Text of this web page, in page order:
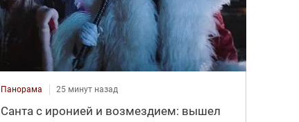
Панорама 25 минут назад
Санта с иронией и возмездием: вышел